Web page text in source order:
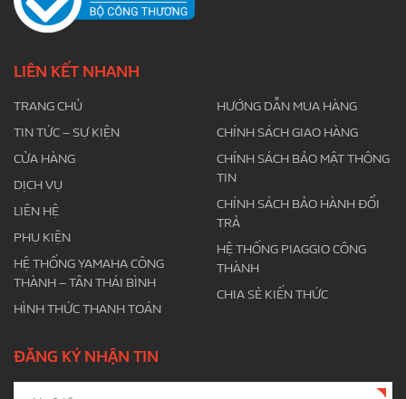
LIÊN KẾT NHANH
TRANG CHỦ
TIN TỨC – SỰ KIỆN
CỬA HÀNG
DỊCH VỤ
LIÊN HỆ
PHỤ KIỆN
HỆ THỐNG YAMAHA CÔNG
THÀNH – TÂN THÁI BÌNH
HÌNH THỨC THANH TOÁN
HƯỚNG DẪN MUA HÀNG
CHÍNH SÁCH GIAO HÀNG
CHÍNH SÁCH BẢO MẬT THÔNG
TIN
CHÍNH SÁCH BẢO HÀNH ĐỔI
TRẢ
HỆ THỐNG PIAGGIO CÔNG
THÀNH
CHIA SẺ KIẾN THỨC
ĐĂNG KÝ NHẬN TIN